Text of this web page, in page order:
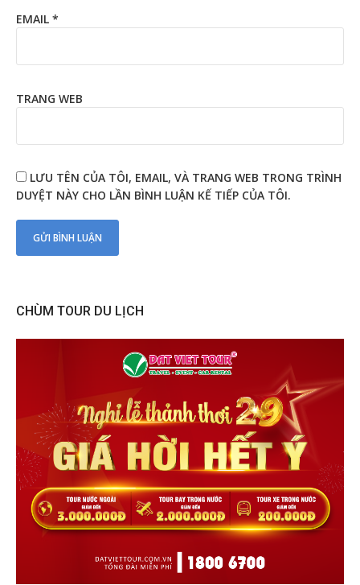
EMAIL *
TRANG WEB
LƯU TÊN CỦA TÔI, EMAIL, VÀ TRANG WEB TRONG TRÌNH
DUYỆT NÀY CHO LẦN BÌNH LUẬN KẾ TIẾP CỦA TÔI.
CHÙM TOUR DU LỊCH